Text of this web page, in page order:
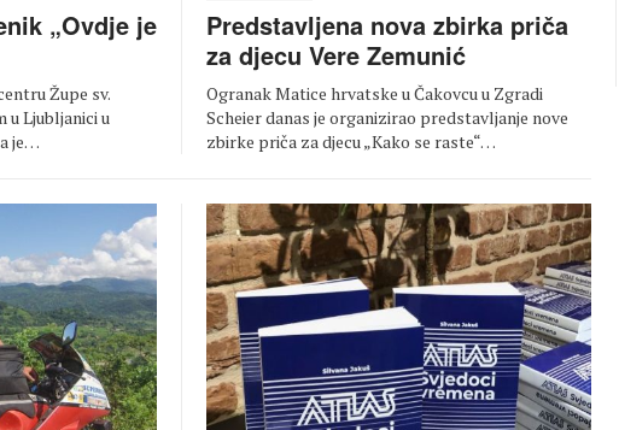
„Ovdje je
Župe sv.
u Ljubljanici u
je…
Predstavljena nova zbirka priča
za djecu Vere Zemunić
Ogranak Matice hrvatske u Čakovcu u Zgradi
Scheier danas je organizirao predstavljanje nove
zbirke priča za djecu „Kako se raste“…